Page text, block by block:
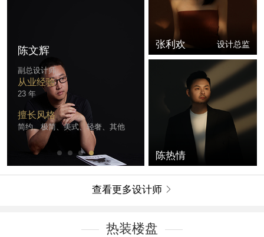
陈文辉
副总设计师
从业经验
23 年
擅长风格
简约、极简、美式、轻奢、其他
张利欢 设计总监
陈热情
查看更多设计师 
热装楼盘